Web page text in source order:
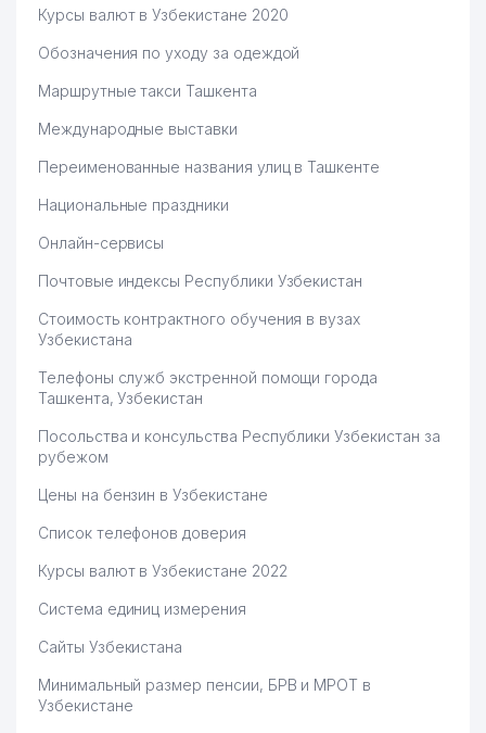
Курсы валют в Узбекистане 2020
Обозначения по уходу за одеждой
Маршрутные такси Ташкента
Международные выставки
Переименованные названия улиц в Ташкенте
Национальные праздники
Онлайн-сервисы
Почтовые индексы Республики Узбекистан
Стоимость контрактного обучения в вузах
Узбекистана
Телефоны служб экстренной помощи города
Ташкента, Узбекистан
Посольства и консульства Республики Узбекистан за
рубежом
Цены на бензин в Узбекистане
Список телефонов доверия
Курсы валют в Узбекистане 2022
Система единиц измерения
Сайты Узбекистана
Минимальный размер пенсии, БРВ и МРОТ в
Узбекистане